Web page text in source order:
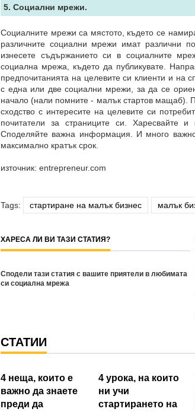
5. Социални мрежи.
Социалните мрежи са мястото, където се
различните социални мрежи имат различни
изнесете съдържанието си в социалните
социална мрежа, където да публикувате.
предпочитанията на целевите си клиенти и на
с една или две социални мрежи, за да се
начало (нали помните - малък стартов мащаб).
сходство с интересите на целевите си
почитатели за страниците си. Харесвайте и
Споделяйте важна информация. И много
максимално кратък срок.
източник: entrepreneur.com
Tags: стартиране на малък бизнес малък
ХАРЕСА ЛИ ВИ ТАЗИ СТАТИЯ?
Сподели тази статия с вашите приятели в любимата
си социална мрежа
СТАТИИ
4 неща, които е
важно да знаете
преди да
4 урока, на които
ни учи
стартирането на